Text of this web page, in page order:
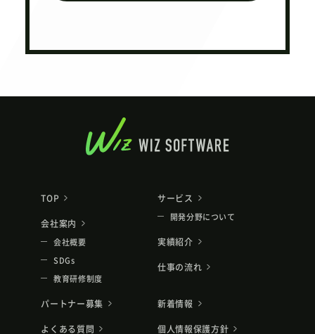
TOP
会社案内
会社概要
SDGs
教育研修制度
サービス
開発分野について
実績紹介
仕事の流れ
パートナー募集
よくある質問
新着情報
個人情報保護方針